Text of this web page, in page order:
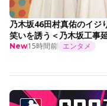
乃木坂46田村真佑のイジ
笑いを誘う＜乃木坂工事
New15時間前 エンタメ